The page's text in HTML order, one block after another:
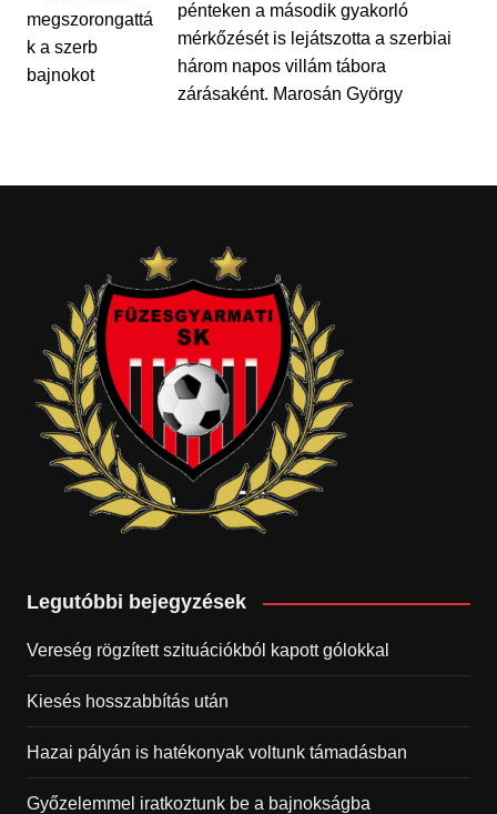
pénteken a második gyakorló
mérkőzését is lejátszotta a szerbiai
három napos villám tábora
zárásaként. Marosán György
Legutóbbi bejegyzések
Vereség rögzített szituációkból kapott gólokkal
Kiesés hosszabbítás után
Hazai pályán is hatékonyak voltunk támadásban
Győzelemmel iratkoztunk be a bajnokságba